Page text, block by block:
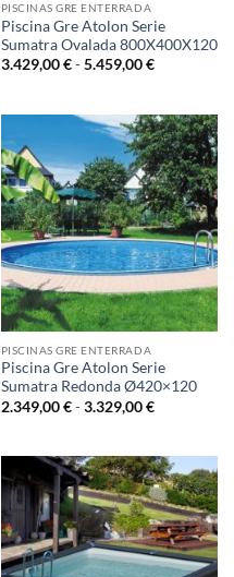
PISCINAS GRE ENTERRADA
Piscina Gre Atolon Serie
Sumatra Ovalada 800X400X120
3.429,00€ - 5.459,00€Rango
3.429,00 €
hasta
5.459,00 €
PISCINAS GRE ENTERRADA
Piscina Gre Atolon Serie
Sumatra Redonda Ø420×120
2.349,00€ - 3.329,00€Rango
2.349,00 €
hasta
3.329,00 €